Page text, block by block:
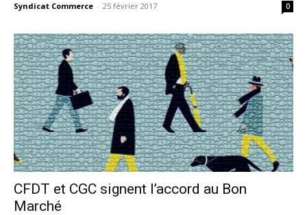
Syndicat Commerce - 25 février 2017 0
CFDT et CGC signent l’accord au Bon
Marché